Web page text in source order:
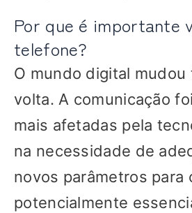
Por que é importante
telefone?
O mundo digital mudou
volta. A comunicação
mais afetadas pela
na necessidade de
novos parâmetros para
potencialmente